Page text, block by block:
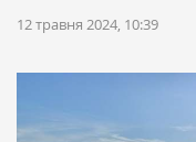
12 травня 2024, 10:39